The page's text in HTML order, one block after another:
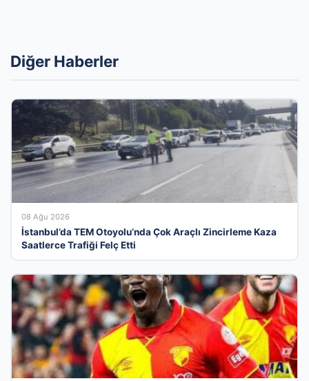
Diğer Haberler
08 Ağu 2026
İstanbul’da TEM Otoyolu’nda Çok Araçlı Zincirleme Kaza
Saatlerce Trafiği Felç Etti